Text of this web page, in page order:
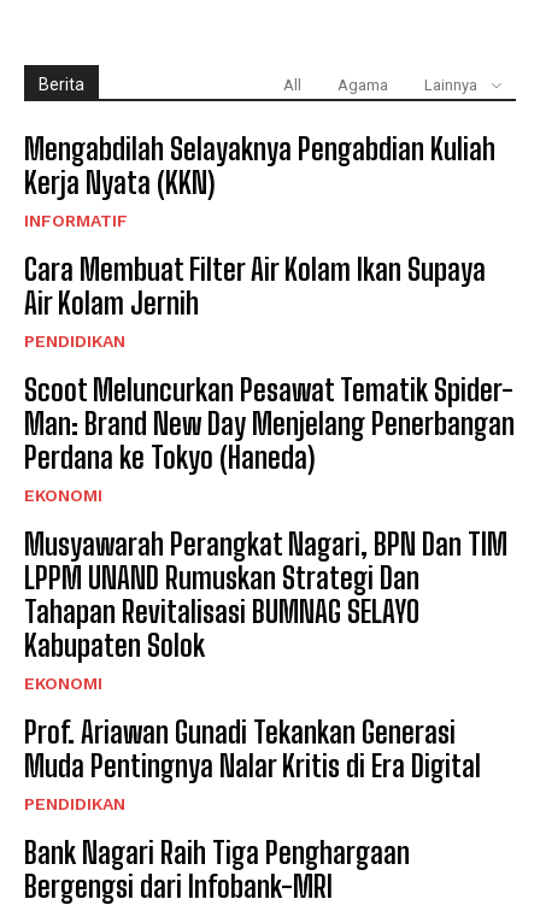
Berita All Agama Lainnya
Mengabdilah Selayaknya Pengabdian Kuliah
Kerja Nyata (KKN)
INFORMATIF
Cara Membuat Filter Air Kolam Ikan Supaya
Air Kolam Jernih
PENDIDIKAN
Scoot Meluncurkan Pesawat Tematik Spider-
Man: Brand New Day Menjelang Penerbangan
Perdana ke Tokyo (Haneda)
EKONOMI
Musyawarah Perangkat Nagari, BPN Dan TIM
LPPM UNAND Rumuskan Strategi Dan
Tahapan Revitalisasi BUMNAG SELAYO
Kabupaten Solok
EKONOMI
Prof. Ariawan Gunadi Tekankan Generasi
Muda Pentingnya Nalar Kritis di Era Digital
PENDIDIKAN
Bank Nagari Raih Tiga Penghargaan
Bergengsi dari Infobank-MRI